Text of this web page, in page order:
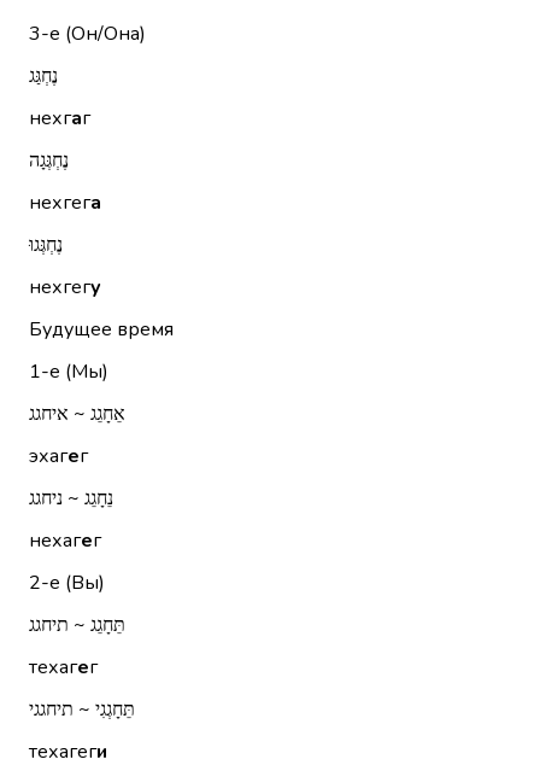
3-е (Он/Она)
נֶחְגַּג
нехгаг
נֶחְגְּגָה
нехгега
נֶחְגְּגוּ
нехгегу
Будущее время
1-е (Мы)
אֵחָגֵג ~ איחגג
эхагег
נֵחָגֵג ~ ניחגג
нехагег
2-е (Вы)
תֵּחָגֵג ~ תיחגג
техагег
תֵּחָגְגִי ~ תיחגגי
техагеги